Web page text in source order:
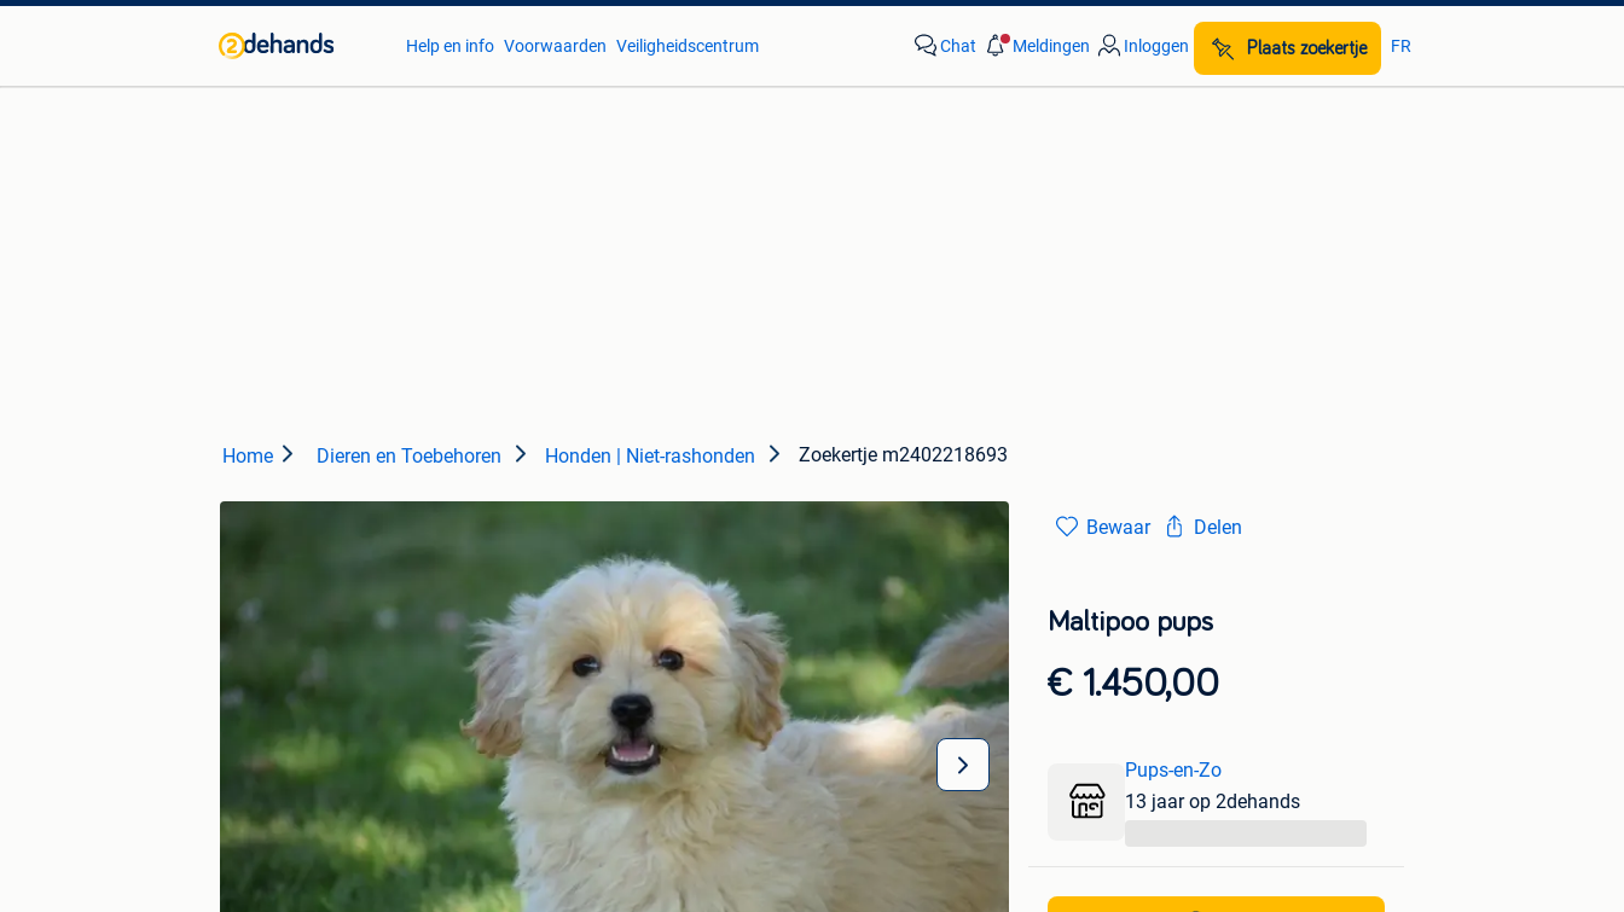
Help en info Voorwaarden Veiligheidscentrum Chat Meldingen Inloggen Plaats zoekertje FR
Home Dieren en Toebehoren Honden | Niet-rashonden Zoekertje m2402218693
Bewaar Delen
Maltipoo pups
€ 1.450,00
Pups-en-Zo
13 jaar op 2dehands